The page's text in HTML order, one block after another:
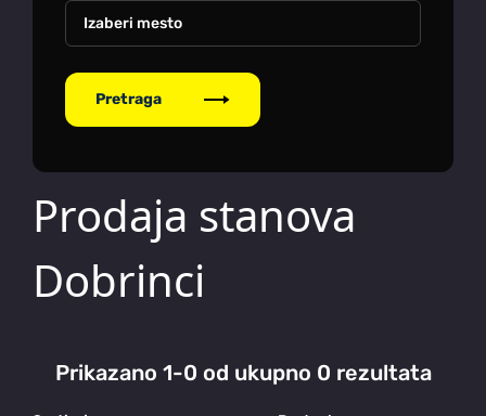
Izaberi mesto
Pretraga
Prodaja stanova
Dobrinci
Prikazano 1-0 od ukupno 0 rezultata